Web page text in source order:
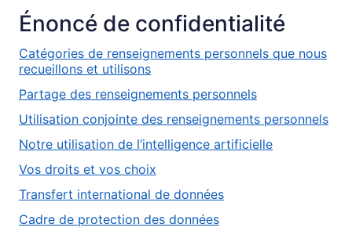
Énoncé de confidentialité
Catégories de renseignements personnels que nous
recueillons et utilisons
Partage des renseignements personnels
Utilisation conjointe des renseignements personnels
Notre utilisation de l’intelligence artificielle
Vos droits et vos choix
Transfert international de données
Cadre de protection des données